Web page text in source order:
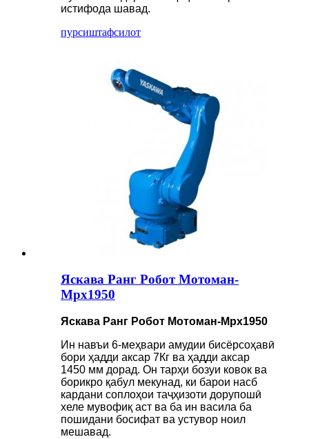
истифода шавад.
пурсиштафсилот
Яскава Ранг Робот Мотоман-
Mpx1950
Яскава Ранг Робот Мотоман-Mpx1950
Ин навъи 6-меҳвари амудии бисёрсоҳавӣ
бори ҳадди аксар 7Кг ва ҳадди аксар
1450 мм дорад. Он тарҳи бозуи ковок ва
борикро қабул мекунад, ки барои насб
кардани соплоҳои таҷҳизоти дорупошӣ
хеле мувофиқ аст ва ба ин васила ба
пошидани босифат ва устувор ноил
мешавад.